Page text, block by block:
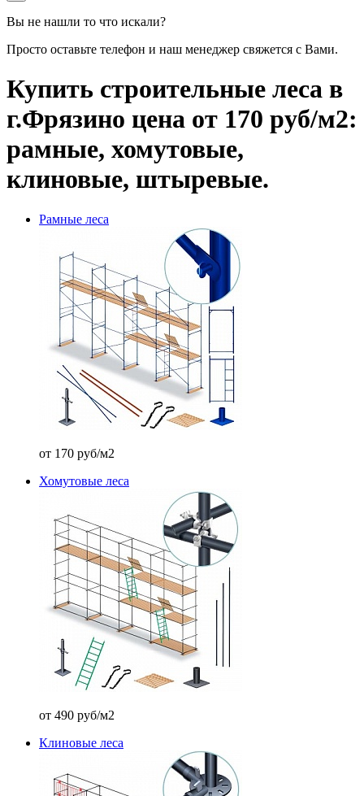
Вы не нашли то что искали?
Просто оставьте телефон и наш менеджер свяжется с Вами.
Купить строительные леса в
г.Фрязино цена от 170 руб/м2:
рамные, хомутовые,
клиновые, штыревые.
Рамные леса
от 170 руб/м2
Хомутовые леса
от 490 руб/м2
Клиновые леса